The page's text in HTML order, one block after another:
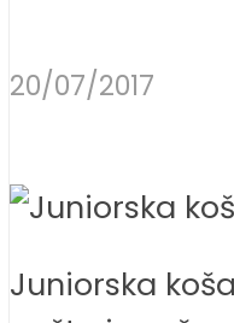
20/07/2017
Juniorska